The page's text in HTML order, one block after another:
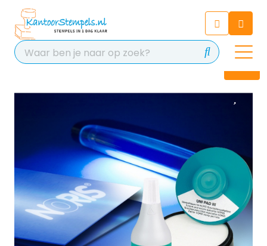
Chat 24/7 met onze chatbot
voor hulp
Contact